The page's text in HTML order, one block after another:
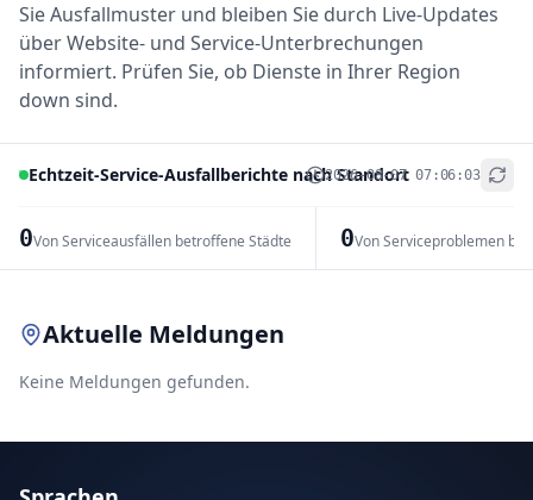
Sie Ausfallmuster und bleiben Sie durch Live-Updates
über Website- und Service-Unterbrechungen
informiert. Prüfen Sie, ob Dienste in Ihrer Region
down sind.
Echtzeit-Service-Ausfallberichte nach Standort
2026-08-07 07:06:03
0Von Serviceausfällen betroffene Städte 0Von Serviceproblemen
+
Aktuelle Meldungen
Keine Meldungen gefunden.